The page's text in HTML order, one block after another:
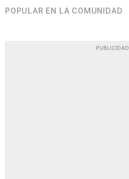
POPULAR EN LA COMUNIDAD
PUBLICIDAD